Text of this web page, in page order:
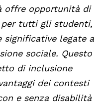
offre opportunità di
tutti gli studenti,
significative legate a
sociale. Questo
di inclusione
dei contesti
e senza disabilità